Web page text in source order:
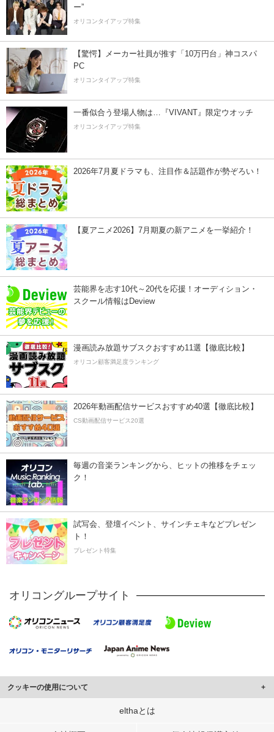
ー”
オリコンタイアップ特集
【驚愕】メーカー社員が推す「10万円台」神コスパ
PC
オリコンタイアップ特集
一番似合う登場人物は…『VIVANT』限定ウオッチ
オリコンタイアップ特集
2026年7月夏ドラマも、注目作＆話題作が勢ぞろい！
【夏アニメ2026】7月期夏の新アニメを一挙紹介！
芸能界を志す10代～20代を応援！オーディション・
スクール情報はDeview
漫画読み放題サブスクおすすめ11選【徹底比較】
オリコン顧客満足度ランキング
2026年動画配信サービスおすすめ40選【徹底比較】
CS動画配信サービス20選
毎週の音楽ランキングから、ヒットの推移をチェッ
ク！
試写会、登壇イベント、サインチェキなどプレゼン
ト！
プレゼント特集
オリコングループサイト
クッキーの使用について
このサイトでは Cookie を使用して、ユーザーに合わせたコンテンツや広告の
elthaとは